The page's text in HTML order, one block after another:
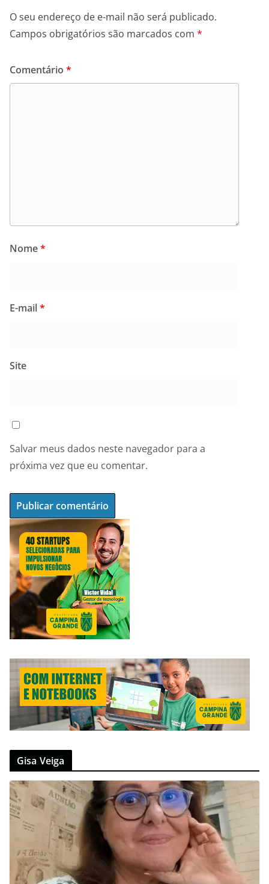
O seu endereço de e-mail não será publicado.
Campos obrigatórios são marcados com *
Comentário *
Nome*
E-mail*
Site
Salvar meus dados neste navegador para a
próxima vez que eu comentar.
Gisa Veiga